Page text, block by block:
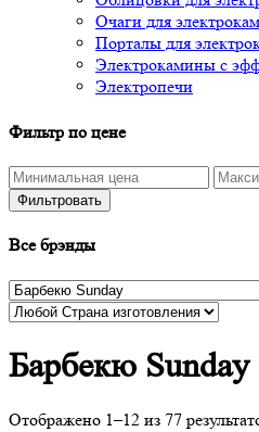
Очаги для
Порталы для
Электрокамины с
Электропечи
Фильтр по цене
Фильтровать
Все брэнды
Барбекю Sunday
Отображено 1–12 из 77